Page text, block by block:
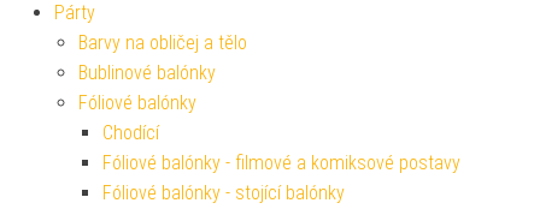
Párty
Barvy na obličej a tělo
Bublinové balónky
Fóliové balónky
Chodící
Fóliové balónky - filmové a komiksové postavy
Fóliové balónky - stojící balónky